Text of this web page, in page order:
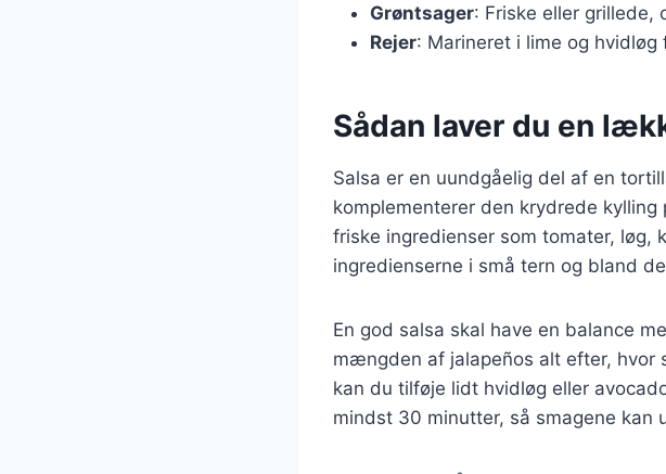
Grøntsager: Friske eller grillede,
Rejer: Marineret i lime og hvidløg
Sådan laver du en
Salsa er en uundgåelig del af en
komplementerer den krydrede
friske ingredienser som tomater, løg,
ingredienserne i små tern og bland
En god salsa skal have en balance
mængden af jalapeños alt efter, hvor
kan du tilføje lidt hvidløg eller
mindst 30 minutter, så smagene kan